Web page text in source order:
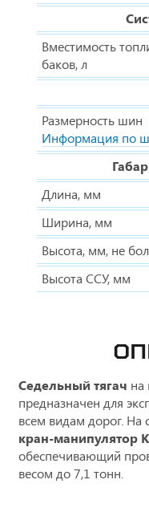
Вместимость
баков, л
Размерность шин
Информация по
Длина, мм
Ширина, мм
Высота, мм, не
Высота ССУ, мм
Седельный тягач на
предназначен для
всем видам дорог. На
кран-манипулятор
обеспечивающий
весом до 7,1 тонн.